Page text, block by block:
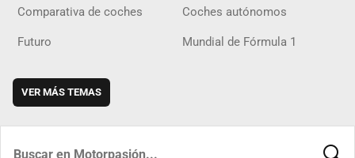
Comparativa de coches Coches autónomos
Futuro Mundial de Fórmula 1
VER MÁS TEMAS